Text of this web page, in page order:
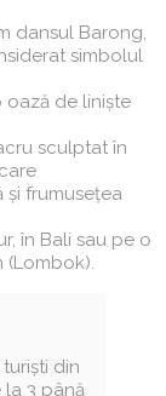
dansul Barong,
simbolul
oază de liniște
sculptat în
și frumusețea
în Bali sau pe o
(Lombok).
din
la 3 până